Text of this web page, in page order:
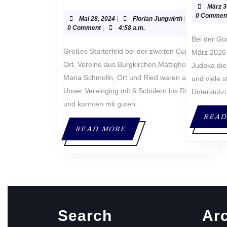
IN
Mai 28, 2024Mai
28,
| Florian JungwirthFlorian
|
0 Comment | 4:58 a.m.
Großes Starterfeld bei der zweiten Cuprunde in
Ort. Vereine aus Burgkirchen,Mattighofen,
Maria Schmolln, Ort und Ried waren am Start.
Unser Vereinging mit 6 Schülern ins Rennen,
und konnten mit guten
READ MOREREAD
MORE
März
0
Bei der Gürtelprüfung des JV Ried am 27.
März
Judoka
und viele
Search